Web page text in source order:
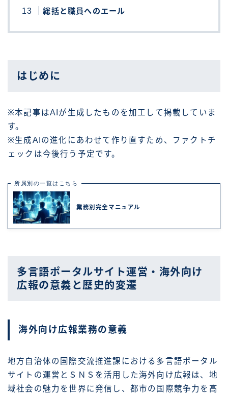
総括と職員へのエール
はじめに
※本記事はAIが生成したものを加工して掲載していま
す。
※生成AIの進化にあわせて作り直すため、ファクトチ
ェックは今後行う予定です。
所属別の一覧はこちら
業務別完全マニュアル
多言語ポータルサイト運営・海外向け
広報の意義と歴史的変遷
海外向け広報業務の意義
地方自治体の国際交流推進課における多言語ポータル
サイトの運営とＳＮＳを活用した海外向け広報は、地
域社会の魅力を世界に発信し、都市の国際競争力を高